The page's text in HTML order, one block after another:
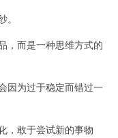
而是一种思维方式的
为过于稳定而错过一
敢于尝试新的事物